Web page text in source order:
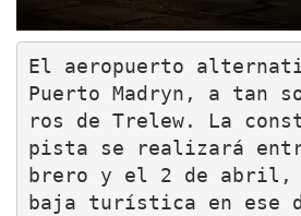
El aeropuerto
Puerto Madryn, a tan
ros de Trelew. La
pista se realizará
brero y el 2 de abril,
baja turística en ese